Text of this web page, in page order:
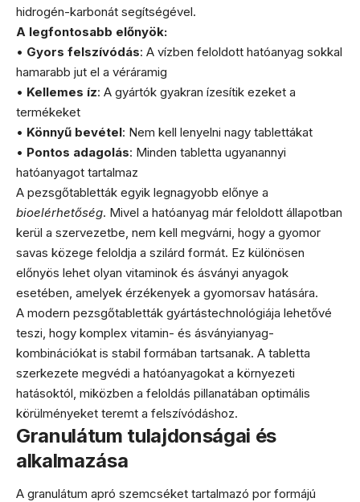
hidrogén-karbonát segítségével.
A legfontosabb előnyök:
• Gyors felszívódás: A vízben feloldott hatóanyag sokkal
hamarabb jut el a véráramig
• Kellemes íz: A gyártók gyakran ízesítik ezeket a
termékeket
• Könnyű bevétel: Nem kell lenyelni nagy tablettákat
• Pontos adagolás: Minden tabletta ugyanannyi
hatóanyagot tartalmaz
A pezsgőtabletták egyik legnagyobb előnye a
bioelérhetőség. Mivel a hatóanyag már feloldott állapotban
kerül a szervezetbe, nem kell megvárni, hogy a gyomor
savas közege feloldja a szilárd formát. Ez különösen
előnyös lehet olyan vitaminok és ásványi anyagok
esetében, amelyek érzékenyek a gyomorsav hatására.
A modern pezsgőtabletták gyártástechnológiája lehetővé
teszi, hogy komplex vitamin- és ásványianyag-
kombinációkat is stabil formában tartsanak. A tabletta
szerkezete megvédi a hatóanyagokat a környezeti
hatásoktól, miközben a feloldás pillanatában optimális
körülményeket teremt a felszívódáshoz.
Granulátum tulajdonságai és
alkalmazása
A granulátum apró szemcséket tartalmazó por formájú